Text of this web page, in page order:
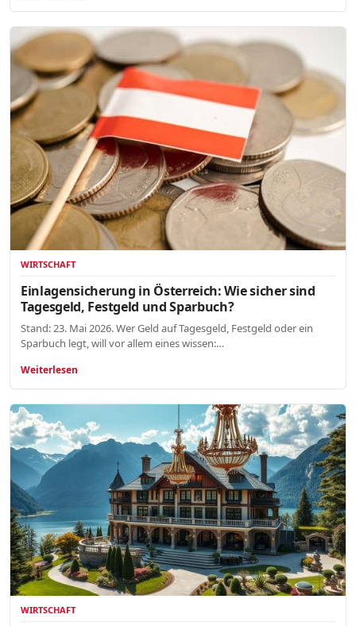
WIRTSCHAFT
Einlagensicherung in Österreich: Wie sicher sind
Tagesgeld, Festgeld und Sparbuch?
Stand: 23. Mai 2026. Wer Geld auf Tagesgeld, Festgeld oder ein
Sparbuch legt, will vor allem eines wissen:…
Weiterlesen
WIRTSCHAFT